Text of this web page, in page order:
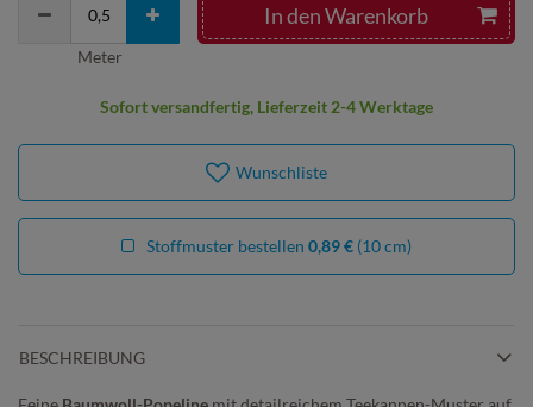
In den Warenkorb
Meter
Sofort versandfertig, Lieferzeit 2-4 Werktage
Wunschliste
Stoffmuster bestellen 0,89 € (10 cm)
BESCHREIBUNG